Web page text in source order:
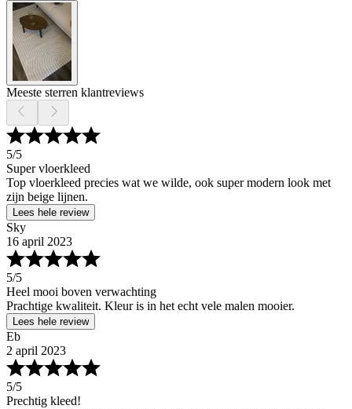
Meeste sterren klantreviews
5/5
Super vloerkleed
Top vloerkleed precies wat we wilde, ook super modern look met
zijn beige lijnen.
Lees hele review
Sky
16 april 2023
5/5
Heel mooi boven verwachting
Prachtige kwaliteit. Kleur is in het echt vele malen mooier.
Lees hele review
Eb
2 april 2023
5/5
Prechtig kleed!